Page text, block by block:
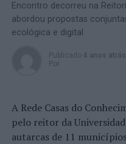
Encontro decorreu na
abordou propostas
ecológica e digital
Publicado 4 anos atrás
Por
A Rede Casas do
pelo reitor da
autarcas de 11